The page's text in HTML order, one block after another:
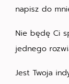
napisz do
Nie będę Ci
jednego
Jest Twoja